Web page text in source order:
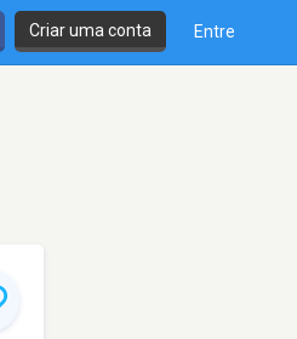
Criar uma conta Entre